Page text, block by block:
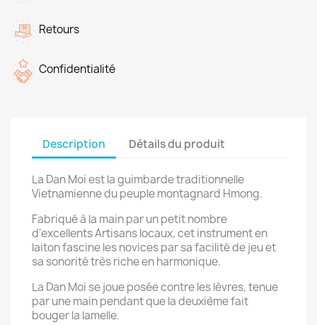
Retours
Confidentialité
Description Détails du produit
La Dan Moi est la guimbarde traditionnelle
Vietnamienne du peuple montagnard Hmong.
Fabriqué à la main par un petit nombre
d'excellents Artisans locaux, cet instrument en
laiton fascine les novices par sa facilité de jeu et
sa sonorité très riche en harmonique.
La Dan Moi se joue posée contre les lèvres, tenue
par une main pendant que la deuxième fait
bouger la lamelle.